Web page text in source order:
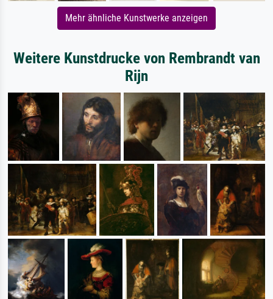
Mehr ähnliche Kunstwerke anzeigen
Weitere Kunstdrucke von Rembrandt van
Rijn